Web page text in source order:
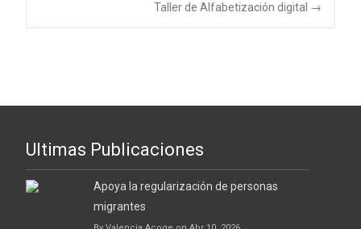
Navegación de
Taller de Alfabetización digital →
Ultimas Publicaciones
Apoya la regularización de personas
migrantes